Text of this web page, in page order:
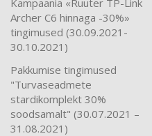
Kampaania «Ruuter TP-Link
Archer C6 hinnaga -30%»
tingimused (30.09.2021-
30.10.2021)
Pakkumise tingimused
"Turvaseadmete
stardikomplekt 30%
soodsamalt" (30.07.2021 –
31.08.2021)